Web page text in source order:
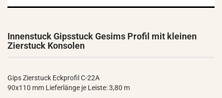
Innenstuck Gipsstuck Gesims Profil mit kleinen
Zierstuck Konsolen
Gips Zierstuck Eckprofil C-22A
90x110 mm Lieferlänge je Leiste: 3,80 m